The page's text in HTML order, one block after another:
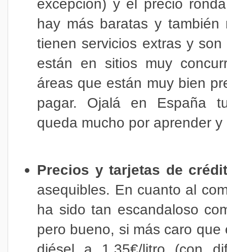
excepción) y el precio
hay más baratas y también
tienen servicios extras y
están en sitios muy
áreas que están muy bien
pagar. Ojalá en España
queda mucho por aprender
Precios y tarjetas de
asequibles. En cuanto al
ha sido tan escandaloso
pero bueno, si más caro